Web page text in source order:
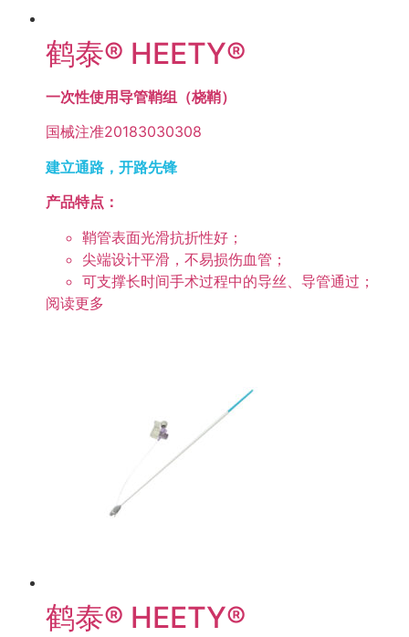
鹤泰® HEETY®
一次性使用导管鞘组（桡鞘）
国械注准20183030308
建立通路，开路先锋
产品特点：
鞘管表面光滑抗折性好；
尖端设计平滑，不易损伤血管；
可支撑长时间手术过程中的导丝、导管通过；
阅读更多
鹤泰® HEETY®